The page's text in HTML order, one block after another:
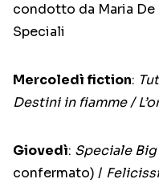
condotto da Maria De
Speciali
Mercoledì fiction:
Destini in fiamme /
Giovedì: Speciale
confermato) /